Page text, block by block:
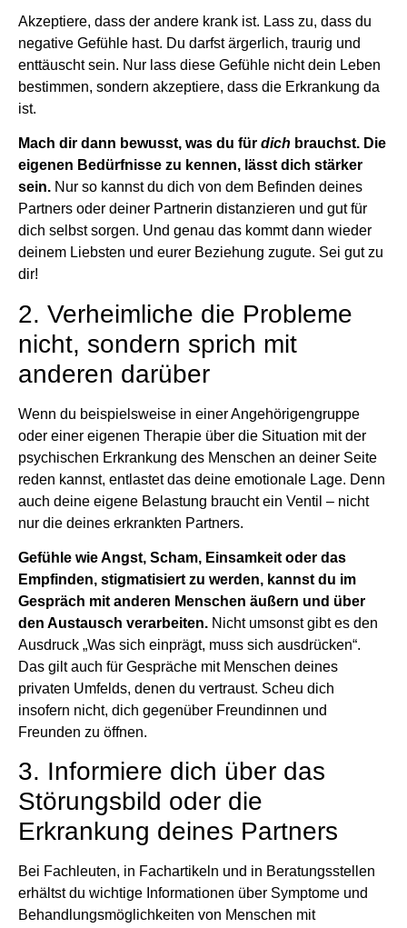
Akzeptiere, dass der andere krank ist. Lass zu, dass du
negative Gefühle hast. Du darfst ärgerlich, traurig und
enttäuscht sein. Nur lass diese Gefühle nicht dein Leben
bestimmen, sondern akzeptiere, dass die Erkrankung da
ist.
Mach dir dann bewusst, was du für dich brauchst. Die
eigenen Bedürfnisse zu kennen, lässt dich stärker
sein. Nur so kannst du dich von dem Befinden deines
Partners oder deiner Partnerin distanzieren und gut für
dich selbst sorgen. Und genau das kommt dann wieder
deinem Liebsten und eurer Beziehung zugute. Sei gut zu
dir!
2. Verheimliche die Probleme
nicht, sondern sprich mit
anderen darüber
Wenn du beispielsweise in einer Angehörigengruppe
oder einer eigenen Therapie über die Situation mit der
psychischen Erkrankung des Menschen an deiner Seite
reden kannst, entlastet das deine emotionale Lage. Denn
auch deine eigene Belastung braucht ein Ventil – nicht
nur die deines erkrankten Partners.
Gefühle wie Angst, Scham, Einsamkeit oder das
Empfinden, stigmatisiert zu werden, kannst du im
Gespräch mit anderen Menschen äußern und über
den Austausch verarbeiten. Nicht umsonst gibt es den
Ausdruck „Was sich einprägt, muss sich ausdrücken“.
Das gilt auch für Gespräche mit Menschen deines
privaten Umfelds, denen du vertraust. Scheu dich
insofern nicht, dich gegenüber Freundinnen und
Freunden zu öffnen.
3. Informiere dich über das
Störungsbild oder die
Erkrankung deines Partners
Bei Fachleuten, in Fachartikeln und in Beratungsstellen
erhältst du wichtige Informationen über Symptome und
Behandlungsmöglichkeiten von Menschen mit